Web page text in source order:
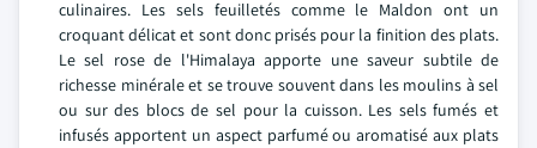
culinaires. Les sels feuilletés comme le Maldon ont un
croquant délicat et sont donc prisés pour la finition des plats.
Le sel rose de l'Himalaya apporte une saveur subtile de
richesse minérale et se trouve souvent dans les moulins à sel
ou sur des blocs de sel pour la cuisson. Les sels fumés et
infusés apportent un aspect parfumé ou aromatisé aux plats